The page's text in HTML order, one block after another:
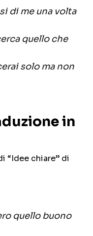
di me una volta
quello che
solo ma non
in
“Idee chiare” di
quello buono